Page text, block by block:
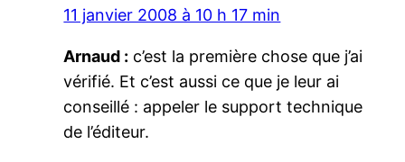
11 janvier 2008 à 10 h 17 min
Arnaud : c’est la première chose que j’ai
vérifié. Et c’est aussi ce que je leur ai
conseillé : appeler le support technique
de l’éditeur.